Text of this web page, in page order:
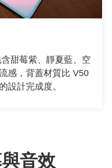
甜莓紫、靜夏藍、空
感，背蓋材質比 V50
設計完成度。
音效